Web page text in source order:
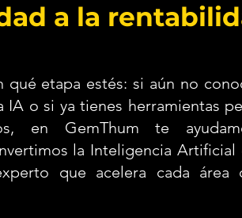
a la
qué etapa estés: si aún no
IA o si ya tienes herramientas
en GemThum te
la Inteligencia Artificial
que acelera cada área